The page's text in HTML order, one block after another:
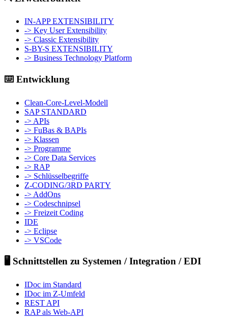
IN-APP EXTENSIBILITY
-> Key User Extensibility
-> Classic Extensibility
S-BY-S EXTENSIBILITY
-> Business Technology Platform
⌨️ Entwicklung
Clean-Core-Level-Modell
SAP STANDARD
-> APIs
-> FuBas & BAPIs
-> Klassen
-> Programme
-> Core Data Services
-> RAP
-> Schlüsselbegriffe
Z-CODING/3RD PARTY
-> AddOns
-> Codeschnipsel
-> Freizeit Coding
IDE
-> Eclipse
-> VSCode
🖥️ Schnittstellen zu Systemen / Integration / EDI
IDoc im Standard
IDoc im Z-Umfeld
REST API
RAP als Web-API